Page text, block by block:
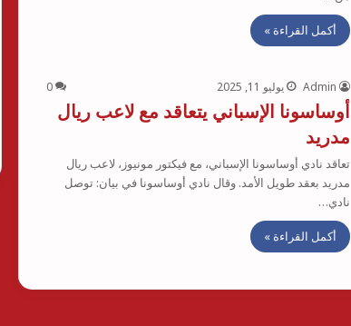
أكمل القراءة »
Admin يوليو 11, 2025 0
أوساسونا الإسباني يتعاقد مع لاعب ريال
مدريد
تعاقد نادي أوساسونا الإسباني، مع فيكتور مونيوز، لاعب ريال
مدريد بعقد طويل الأمد. وقال نادي أوساسونا في بيان: توصل
نادي…
أكمل القراءة »